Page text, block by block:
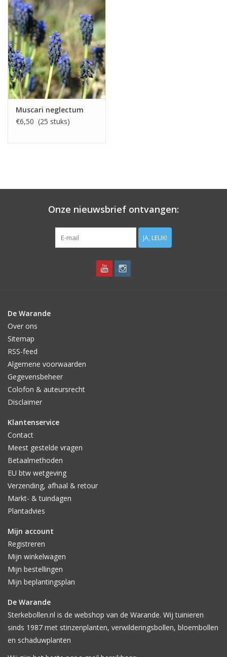
Muscari neglectum
€6,50 (25 stuks)
Onze nieuwsbrief ontvangen:
JA, LEUK!
De Warande
Over ons
Sitemap
RSS-feed
Algemene voorwaarden
Gegevensbeheer
Colofon & auteursrecht
Disclaimer
Klantenservice
Contact
Meest gestelde vragen
Betaalmethoden
EU btw wetgeving
Verzending, afhaal & retour
Markt- & tuindagen
Plantadvies
Mijn account
Registreren
Mijn winkelwagen
Mijn bestellingen
Mijn beplantingsplan
De Warande
Sterkebollen.nl is de webshop van de Warande. Wij tuinieren
sinds 1987 met stinzenplanten, verwilderingsbollen, bloembollen
en schaduwplanten